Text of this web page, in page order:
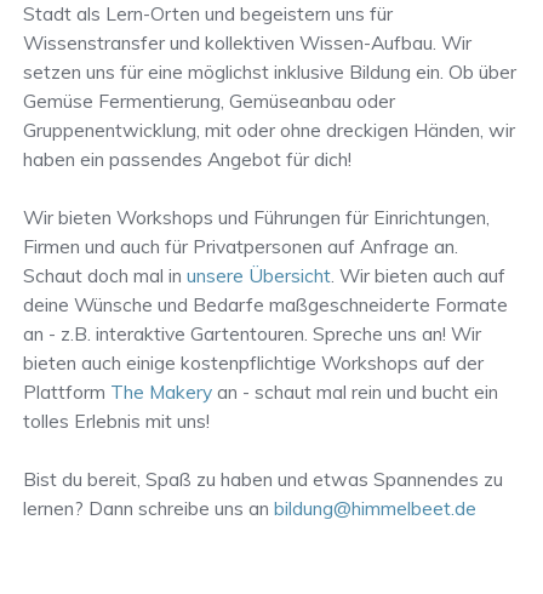
Stadt als Lern-Orten und begeistern uns für
Wissenstransfer und kollektiven Wissen-Aufbau. Wir
setzen uns für eine möglichst inklusive Bildung ein. Ob über
Gemüse Fermentierung, Gemüseanbau oder
Gruppenentwicklung, mit oder ohne dreckigen Händen, wir
haben ein passendes Angebot für dich!
Wir bieten Workshops und Führungen für Einrichtungen,
Firmen und auch für Privatpersonen auf Anfrage an.
Schaut doch mal in unsere Übersicht. Wir bieten auch auf
deine Wünsche und Bedarfe maßgeschneiderte Formate
an - z.B. interaktive Gartentouren. Spreche uns an! Wir
bieten auch einige kostenpflichtige Workshops auf der
Plattform The Makeryan - schaut mal rein und bucht ein
tolles Erlebnis mit uns!
Bist du bereit, Spaß zu haben und etwas Spannendes zu
lernen? Dann schreibe uns an bildung@himmelbeet.de